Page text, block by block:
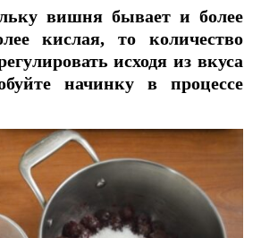
вишня бывает и более
кислая, то количество
исходя из вкуса
начинку в процессе